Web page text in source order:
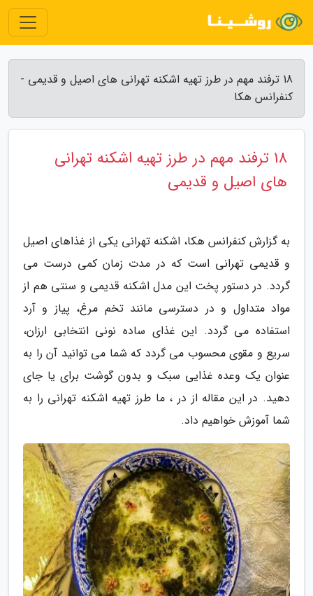
18 ترفند مهم در طرز تهیه اشکنه تهرانی های اصیل و قدیمی -
کنفرانس هکا
18 ترفند مهم در طرز تهیه اشکنه تهرانی
های اصیل و قدیمی
به گزارش کنفرانس هکا، اشکنه تهرانی یکی از غذاهای اصیل
و قدیمی تهرانی است که در مدت زمان کمی درست می
گردد. در دستور پخت این مدل اشکنه قدیمی و سنتی هم از
مواد متداول و در دسترسی مانند تخم مرغ، پیاز و آرد
استفاده می گردد. این غذای ساده نونی انتخابی ارزان،
سریع و مقوی محسوب می گردد که شما می توانید آن را به
عنوان یک وعده غذایی سبک و بدون گوشت برای یا جای
دهید. در این مقاله از در ، ما طرز تهیه اشکنه تهرانی را به
شما آموزش خواهیم داد.